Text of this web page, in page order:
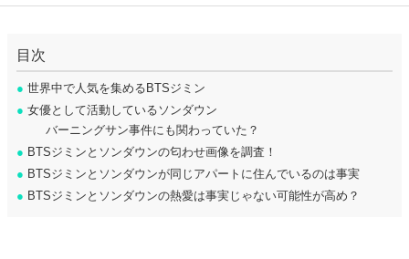
目次
● 世界中で人気を集めるBTSジミン
● 女優として活動しているソンダウン
バーニングサン事件にも関わっていた？
● BTSジミンとソンダウンの匂わせ画像を調査！
● BTSジミンとソンダウンが同じアパートに住んでいるのは事実
● BTSジミンとソンダウンの熱愛は事実じゃない可能性が高め？